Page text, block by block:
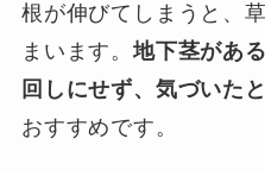
根が伸びてしまうと、
まいます。地下茎があ
回しにせず、気づいた
おすすめです。